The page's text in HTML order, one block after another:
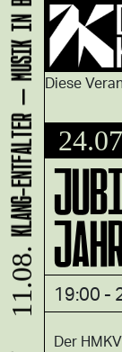
Diese
19:00 -
Der
11.08.